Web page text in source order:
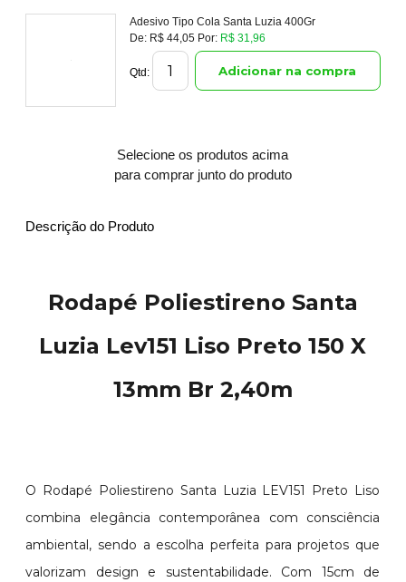
Adesivo Tipo Cola Santa Luzia 400Gr
De: R$ 44,05 Por: R$ 31,96
Qtd: Adicionar na compra
Selecione os produtos acima
para comprar junto do produto
Descrição do Produto
Rodapé Poliestireno Santa
Luzia Lev151 Liso Preto 150 X
13mm Br 2,40m
O Rodapé Poliestireno Santa Luzia LEV151 Preto Liso
combina elegância contemporânea com consciência
ambiental, sendo a escolha perfeita para projetos que
valorizam design e sustentabilidade. Com 15cm de